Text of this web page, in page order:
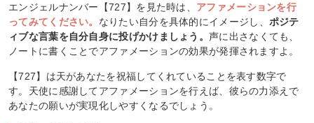
エンジェルナンバー【727】を見た時は、 アファメーションを行
ってみてください。 なりたい自分を具体的にイメージし、 ポジテ
ィブな言葉を自分自身に投げかけましょう。 声に出さなくても、
ノートに書くことでアファメーションの効果が発揮されますよ。
【727】は天があなたを祝福してくれていることを表す数字で
す。天使に感謝してアファメーションを行えば、彼らの力添えで
あなたの願いが実現化しやすくなるでしょう。